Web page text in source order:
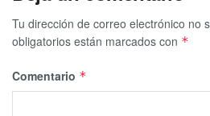
Tu dirección de correo electrónico no
obligatorios están marcados con *
Comentario *